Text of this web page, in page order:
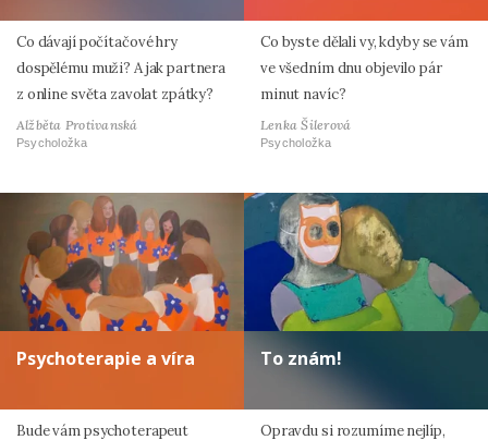
Co dávají počítačové hry
dospělému muži? A jak partnera
z online světa zavolat zpátky?
Alžběta Protivanská
Psycholožka
Co byste dělali vy, kdyby se vám
ve všedním dnu objevilo pár
minut navíc?
Lenka Šilerová
Psycholožka
Psychoterapie a víra
Bude vám psychoterapeut
To znám!
Opravdu si rozumíme nejlíp,